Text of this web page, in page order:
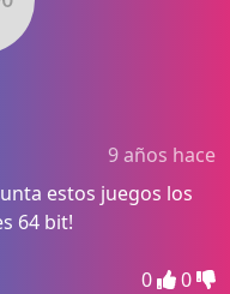
9 años hace
estos juegos los
64 bit!
0 0